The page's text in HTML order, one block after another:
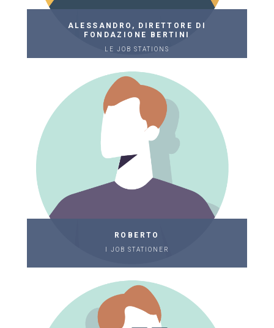
ALESSANDRO, DIRETTORE DI
FONDAZIONE BERTINI
LE JOB STATIONS
ROBERTO
I JOB STATIONER